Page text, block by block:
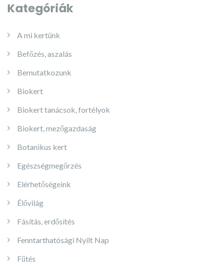
Kategóriák
A mi kertünk
Befőzés, aszalás
Bemutatkozunk
Biokert
Biokert tanácsok, fortélyok
Biokert, mezőgazdaság
Botanikus kert
Egészségmegőrzés
Elérhetőségeink
Élővilág
Fásítás, erdősítés
Fenntarthatósági Nyílt Nap
Fűtés